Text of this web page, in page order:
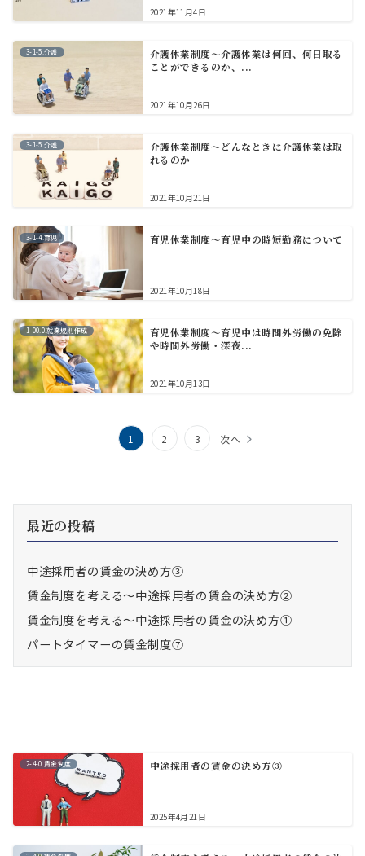
2021年11月4日
3-1-5.介護
介護休業制度～介護休業は何回、何日取る
ことができるのか、...
2021年10月26日
3-1-5.介護
介護休業制度～どんなときに介護休業は取
れるのか
2021年10月21日
3-1-4.育児 育児休業制度～育児中の時短勤務について
2021年10月18日
1-00.0.就業規則作成
育児休業制度～育児中は時間外労働の免除
や時間外労働・深夜...
2021年10月13日
ペ
ー
ジ
送
り
1 2 3 次へ
最近の投稿
中途採用者の賃金の決め方③
賃金制度を考える～中途採用者の賃金の決め方②
賃金制度を考える～中途採用者の賃金の決め方①
パートタイマーの賃金制度⑦
2-4-0.賃金制度 中途採用者の賃金の決め方③
2025年4月21日